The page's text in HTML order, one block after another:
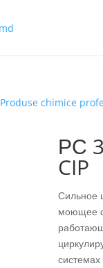
Produse chimice
РС
CIP
Сильное
моющее
системах